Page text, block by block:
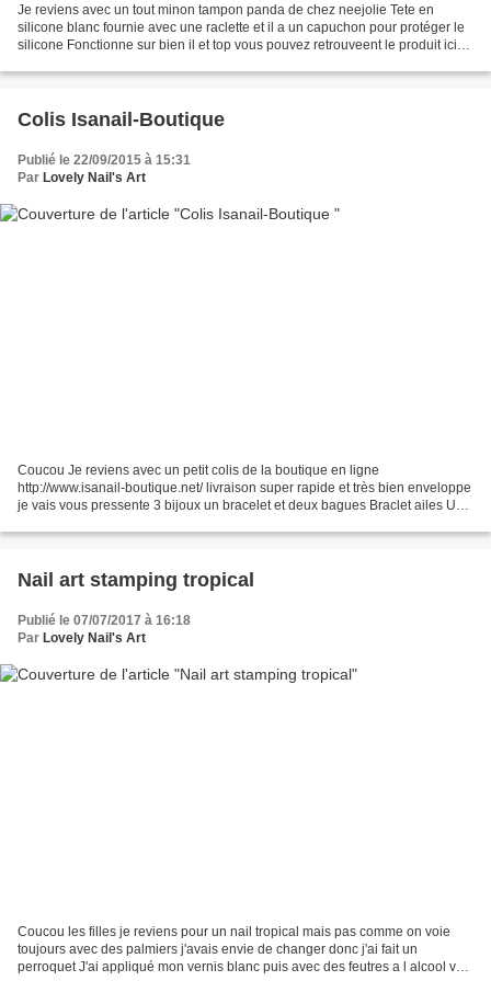
Je reviens avec un tout minon tampon panda de chez neejolie Tete en
silicone blanc fournie avec une raclette et il a un capuchon pour protéger le
silicone Fonctionne sur bien il et top vous pouvez retrouveent le produit ici
Colis Isanail-Boutique
Publié le 22/09/2015 à 15:31
Par Lovely Nail's Art
Coucou Je reviens avec un petit colis de la boutique en ligne
http://www.isanail-boutique.net/ livraison super rapide et très bien enveloppe
je vais vous pressente 3 bijoux un bracelet et deux bagues Braclet ailes Un
Nail art stamping tropical
Publié le 07/07/2017 à 16:18
Par Lovely Nail's Art
Coucou les filles je reviens pour un nail tropical mais pas comme on voie
toujours avec des palmiers j'avais envie de changer donc j'ai fait un
perroquet J'ai appliqué mon vernis blanc puis avec des feutres a l alcool vert